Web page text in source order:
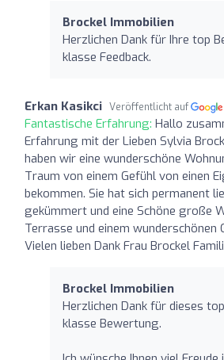
Brockel Immobilien
Herzlichen Dank für Ihre top
klasse Feedback.
Erkan Kasikci Veröffentlicht auf
Fantastische Erfahrung: Hallo
Erfahrung mit der Lieben Sylvia
haben wir eine wunderschöne
Traum von einem Gefühl von einen
bekommen. Sie hat sich permanent
gekümmert und eine Schöne große
Terrasse und einem wunderschönen
Vielen lieben Dank Frau Brockel
Brockel Immobilien
Herzlichen Dank für dieses
klasse Bewertung.